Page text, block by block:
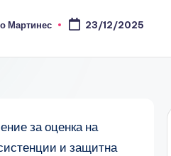
Мартинес 23/12/2025
за оценка на
и защитна